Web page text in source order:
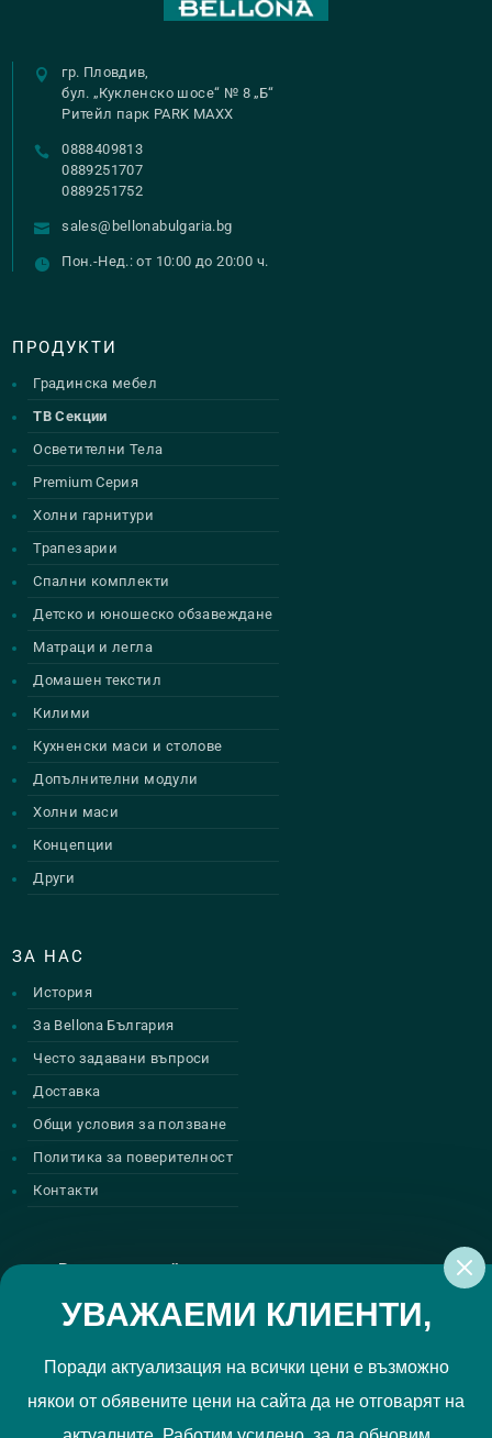
УВАЖАЕМИ КЛИЕНТИ,
Поради актуализация на всички цени е възможно
някои от обявените цени на сайта да не отговарят на
гр. Пловдив,
бул. „Кукленско шосе“ № 8 „Б“
Ритейл парк PARK MAXX
0888409813
0889251707
0889251752
sales@bellonabulgaria.bg
Пон.-Нед.: от 10:00 до 20:00 ч.
ПРОДУКТИ
Градинска мебел
ТВ Секции
Осветителни Тела
Premium Серия
Холни гарнитури
Трапезарии
Спални комплекти
Детско и юношеско обзавеждане
Матраци и легла
Домашен текстил
Килими
Кухненски маси и столове
Допълнителни модули
Холни маси
Концепции
Други
ЗА НАС
История
За Bellona България
Често задавани въпроси
Доставка
Общи условия за ползване
Политика за поверителност
Контакти
Регистрирай се за нашите атрактивни
Прочетох и приемам Политиката за поверителност